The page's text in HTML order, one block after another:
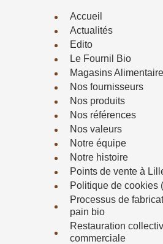
Accueil
Actualités
Edito
Le Fournil Bio
Magasins
Nos fournisseurs
Nos produits
Nos références
Nos valeurs
Notre équipe
Notre histoire
Points de vente à
Politique de cookies
Processus de
pain bio
Restauration
commerciale